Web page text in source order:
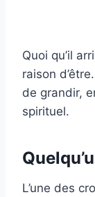
Quoi qu’il
raison
de grandir,
spirituel.
L’une des